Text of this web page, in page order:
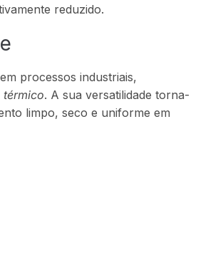
reduzido.
em processos industriais,
. A sua versatilidade torna-
limpo, seco e uniforme em